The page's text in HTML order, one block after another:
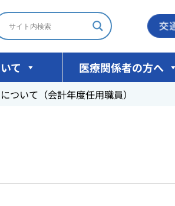
て 医療関係者の方へ
ついて（会計年度任用職員）